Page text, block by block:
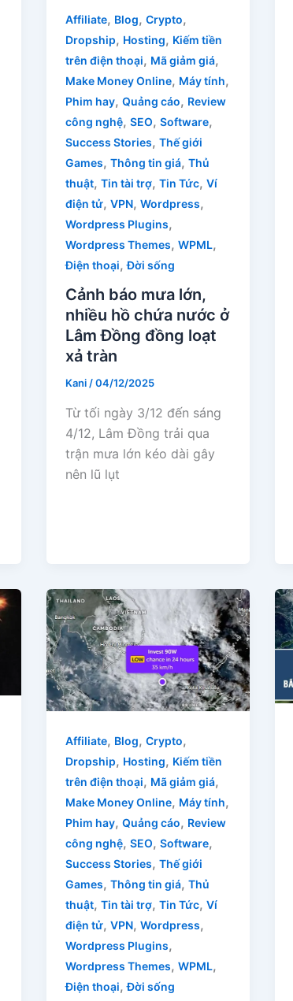
Affiliate, Blog, Crypto,
Dropship, Hosting, Kiếm tiền
trên điện thoại, Mã giảm giá,
Make Money Online, Máy tính,
Phim hay, Quảng cáo, Review
công nghệ, SEO, Software,
Success Stories, Thế giới
Games, Thông tin giá, Thủ
thuật, Tin tài trợ, Tin Tức, Ví
điện tử, VPN, Wordpress,
Wordpress Plugins,
Wordpress Themes, WPML,
Điện thoại,Đời sống
Cảnh báo mưa lớn,
nhiều hồ chứa nước ở
Lâm Đồng đồng loạt
xả tràn
Kani/04/12/2025
Từ tối ngày 3/12 đến sáng
4/12, Lâm Đồng trải qua
trận mưa lớn kéo dài gây
nên lũ lụt
Affiliate, Blog, Crypto,
Dropship, Hosting, Kiếm tiền
trên điện thoại, Mã giảm giá,
Make Money Online, Máy tính,
Phim hay, Quảng cáo, Review
công nghệ, SEO, Software,
Success Stories, Thế giới
Games, Thông tin giá, Thủ
thuật, Tin tài trợ, Tin Tức, Ví
điện tử, VPN, Wordpress,
Wordpress Plugins,
Wordpress Themes, WPML,
Điện thoại,Đời sống